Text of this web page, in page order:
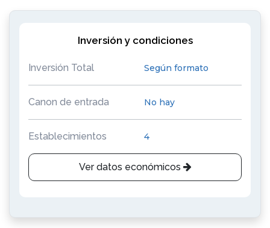
Inversión y condiciones
Inversión Total Según formato
Canon de entrada No hay
Establecimientos 4
Ver datos económicos